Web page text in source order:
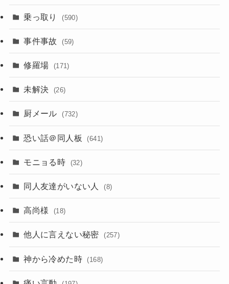
乗っ取り (590)
事件事故 (59)
修羅場 (171)
未解決 (26)
厨メール (732)
恐い話＠同人板 (641)
モニョる時 (32)
同人友達がいない人 (8)
高尚様 (18)
他人に言えない秘密 (257)
神から冷めた時 (168)